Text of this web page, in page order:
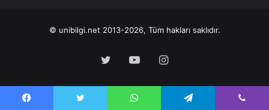
© unibilgi.net 2013-2026, Tüm hakları saklıdır.
Twitter YouTubeInstagram